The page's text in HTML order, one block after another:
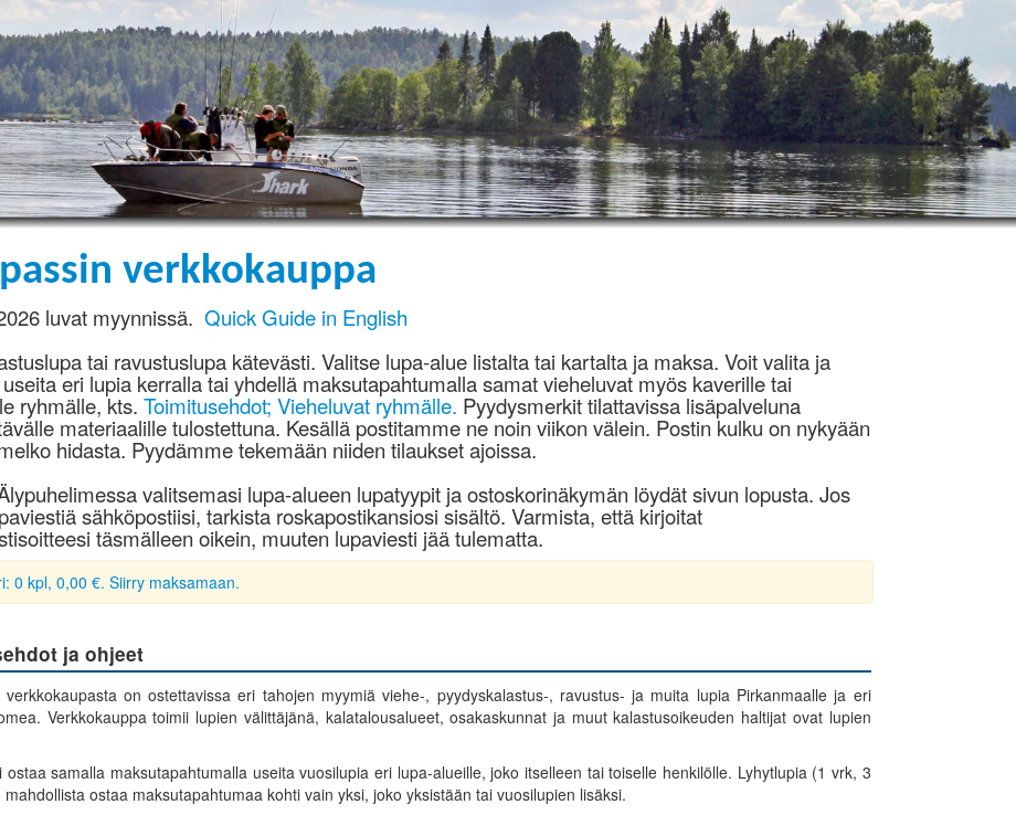
verkkokauppa
luvat myynnissä.Quick Guide in English
tai ravustuslupa kätevästi. Valitse lupa-alue listalta tai kartalta ja maksa. Voit valita ja
eri lupia kerralla tai yhdellä maksutapahtumalla samat vieheluvat myös kaverille tai
ryhmälle, kts.Toimitusehdot; Vieheluvat ryhmälle. Pyydysmerkit tilattavissa lisäpalveluna
materiaalille tulostettuna. Kesällä postitamme ne noin viikon välein. Postin kulku on nykyään
hidasta. Pyydämme tekemään niiden tilaukset ajoissa.
valitsemasi lupa-alueen lupatyypit ja ostoskorinäkymän löydät sivun lopusta. Jos
sähköpostiisi, tarkista roskapostikansiosi sisältö. Varmista, että kirjoitat
täsmälleen oikein, muuten lupaviesti jää tulematta.
0 kpl, 0,00 €. Siirry maksamaan.
ja ohjeet
verkkokaupasta on ostettavissa eri tahojen myymiä viehe-, pyydyskalastus-, ravustus- ja muita lupia Pirkanmaalle ja eri
Verkkokauppa toimii lupien välittäjänä, kalatalousalueet, osakaskunnat ja muut kalastusoikeuden haltijat ovat lupien
ostaa samalla maksutapahtumalla useita vuosilupia eri lupa-alueille, joko itselleen tai toiselle henkilölle. Lyhytlupia (1 vrk, 3
ostaa maksutapahtumaa kohti vain yksi, joko yksistään tai vuosilupien lisäksi.